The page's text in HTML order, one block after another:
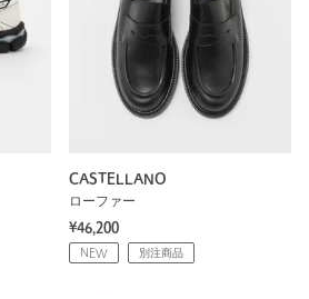
CASTELLANO
ローファー
¥46,200
NEW 別注商品